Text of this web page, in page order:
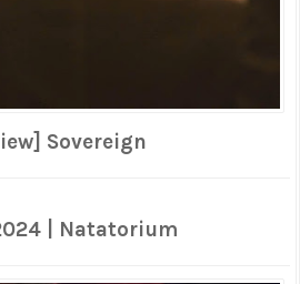
Sovereign
| Natatorium